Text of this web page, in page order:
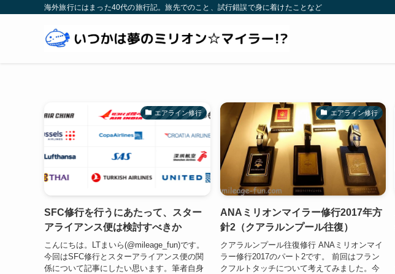
海外旅行にはまった40代の旅行記。旅先でのこと、試行錯誤で身に着けたことなど
エアライン修行
SFC修行を行うにあたって、スター
アライアンス便は検討すべきか
こんにちは。LTまいら(@mileage_fun)です。
今回はSFC修行とスターアライアンス便の関
係について記事にしたい思います。筆者自身
エアライン修行
ANAミリオンマイラー修行2017年方
針2（クアラルンプール往復）
クアラルンプール往復修行 ANAミリオンマイ
ラー修行2017のパート2です。 前回はフラン
クフルトタッチについて考えてみました。今